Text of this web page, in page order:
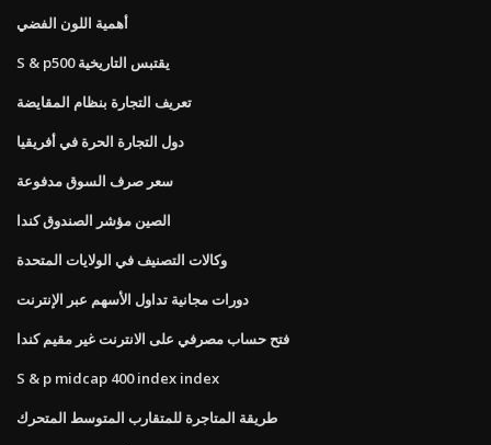
أهمية اللون الفضي
S & p500 يقتبس التاريخية
تعريف التجارة بنظام المقايضة
دول التجارة الحرة في أفريقيا
سعر صرف السوق مدفوعة
الصين مؤشر الصندوق كندا
وكالات التصنيف في الولايات المتحدة
دورات مجانية تداول الأسهم عبر الإنترنت
فتح حساب مصرفي على الانترنت غير مقيم كندا
S & p midcap 400 index index
طريقة المتاجرة للمتقارب المتوسط ​​المتحرك